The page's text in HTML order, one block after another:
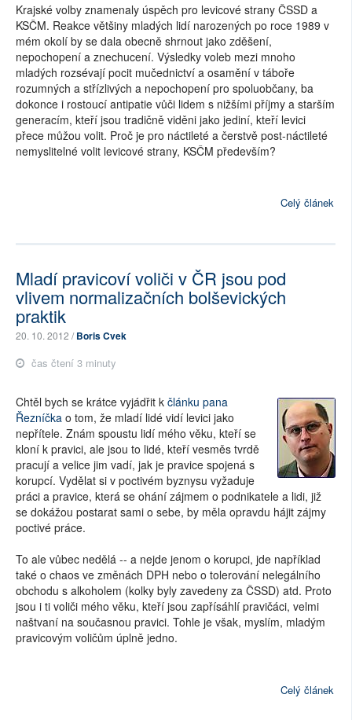
Krajské volby znamenaly úspěch pro levicové strany ČSSD a
KSČM. Reakce většiny mladých lidí narozených po roce 1989 v
mém okolí by se dala obecně shrnout jako zděšení,
nepochopení a znechucení. Výsledky voleb mezi mnoho
mladých rozsévají pocit mučednictví a osamění v táboře
rozumných a střízlivých a nepochopení pro spoluobčany, ba
dokonce i rostoucí antipatie vůči lidem s nižšími příjmy a starším
generacím, kteří jsou tradičně viděni jako jediní, kteří levici
přece můžou volit. Proč je pro náctileté a čerstvě post-náctileté
nemyslitelné volit levicové strany, KSČM především?
Celý článek
Mladí pravicoví voliči v ČR jsou pod
vlivem normalizačních bolševických
praktik
20. 10. 2012 /Boris Cvek
čas čtení 3 minuty
Chtěl bych se krátce vyjádřit k článku pana
Řezníčka o tom, že mladí lidé vidí levici jako
nepřítele. Znám spoustu lidí mého věku, kteří se
kloní k pravici, ale jsou to lidé, kteří vesměs tvrdě
pracují a velice jim vadí, jak je pravice spojená s
korupcí. Vydělat si v poctivém byznysu vyžaduje
práci a pravice, která se ohání zájmem o podnikatele a lidi, již
se dokážou postarat sami o sebe, by měla opravdu hájit zájmy
poctivé práce.
To ale vůbec nedělá -- a nejde jenom o korupci, jde například
také o chaos ve změnách DPH nebo o tolerování nelegálního
obchodu s alkoholem (kolky byly zavedeny za ČSSD) atd. Proto
jsou i ti voliči mého věku, kteří jsou zapřísáhlí pravičáci, velmi
naštvaní na současnou pravici. Tohle je však, myslím, mladým
pravicovým voličům úplně jedno.
Celý článek